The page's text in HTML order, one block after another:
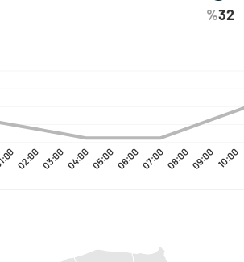
%32
02:0003:0004:0005:0006:0007:0008:0009:0010:00